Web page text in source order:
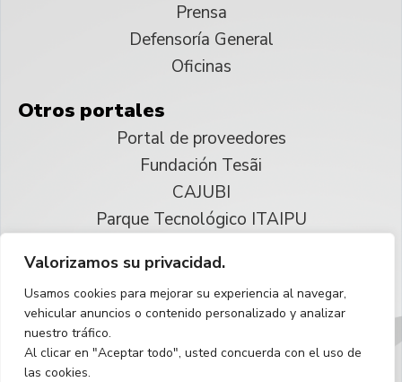
Valorizamos su privacidad.
Usamos cookies para mejorar su experiencia al navegar,
vehicular anuncios o contenido personalizado y analizar
nuestro tráfico.
Al clicar en "Aceptar todo", usted concuerda con el uso de
las cookies.
Prensa
Defensoría General
Oficinas
Otros portales
Portal de proveedores
Fundación Tesãi
CAJUBI
Parque Tecnológico ITAIPU
© 2025 ITAIPU Binacional
Reservados todos los derechos
Español